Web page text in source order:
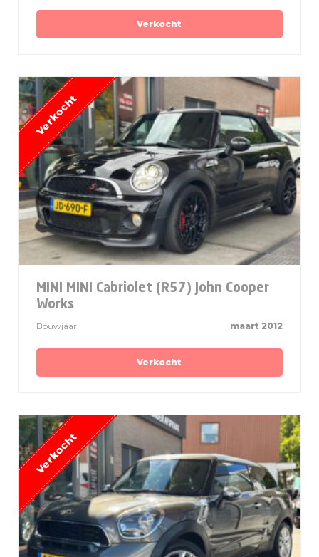
Verkocht
MINI MINI Cabriolet (R57) John Cooper
Works
Bouwjaar: maart 2012
Verkocht